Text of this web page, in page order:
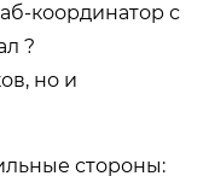
координатор с
?
но и
стороны: